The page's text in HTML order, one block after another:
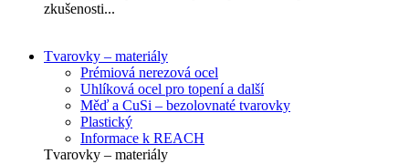
zkušenosti...
Tvarovky – materiály
Prémiová nerezová ocel
Uhlíková ocel pro topení a další
Měď a CuSi – bezolovnaté tvarovky
Plastický
Informace k REACH
Tvarovky – materiály